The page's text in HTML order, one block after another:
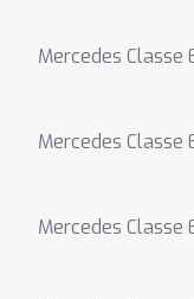
Mercedes
Mercedes
Mercedes